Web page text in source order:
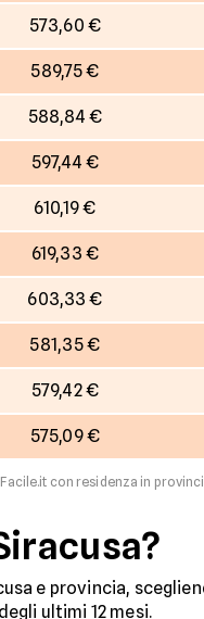
573,60 €
589,75 €
588,84 €
597,44 €
610,19 €
619,33 €
603,33 €
581,35 €
579,42 €
575,09 €
con residenza in
e provincia,
ultimi 12 mesi.